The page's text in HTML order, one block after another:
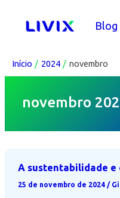
Blog
Início 2024 novembro
novembro
A sustentabilidade e
25 de novembro de 2024 /